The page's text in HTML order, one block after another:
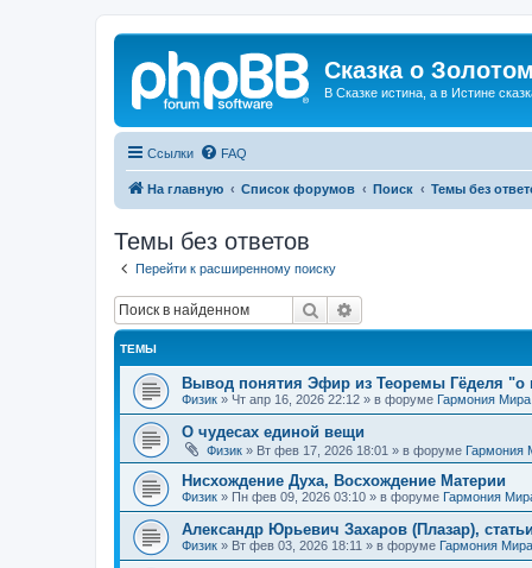
Сказка о
В Сказке истина, а в Истине
Ссылки FAQ
На главную Список форумов Поиск Темы без
Темы без ответов
Перейти к расширенному поиску
Поиск
ТЕМЫ
Вывод понятия Эфир из Теоремы Гёделя "о
Физик » Чт апр 16, 2026 22:12 » в форуме Гармония Мира
О чудесах единой вещи
Физик » Вт фев 17, 2026 18:01 » в форуме Гармония
Нисхождение Духа, Восхождение Материи
Физик » Пн фев 09, 2026 03:10 » в форуме Гармония
Александр Юрьевич Захаров (Плазар), статьи
Физик » Вт фев 03, 2026 18:11 » в форуме Гармония Мира